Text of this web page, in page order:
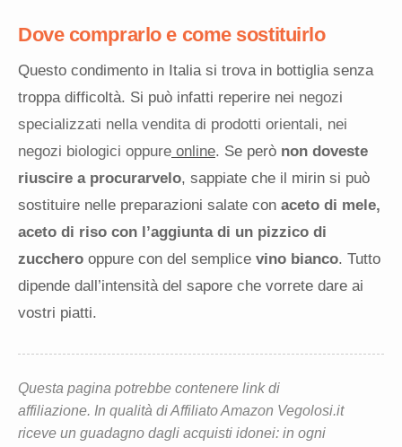
Dove comprarlo e come sostituirlo
Questo condimento in Italia si trova in bottiglia senza
troppa difficoltà. Si può infatti reperire nei negozi
specializzati nella vendita di prodotti orientali, nei
negozi biologici oppure online. Se però non doveste
riuscire a procurarvelo, sappiate che il mirin si può
sostituire nelle preparazioni salate con aceto di mele,
aceto di riso con l’aggiunta di un pizzico di
zucchero oppure con del semplice vino bianco. Tutto
dipende dall’intensità del sapore che vorrete dare ai
vostri piatti.
Questa pagina potrebbe contenere link di
affiliazione. In qualità di Affiliato Amazon Vegolosi.it
riceve un guadagno dagli acquisti idonei: in ogni